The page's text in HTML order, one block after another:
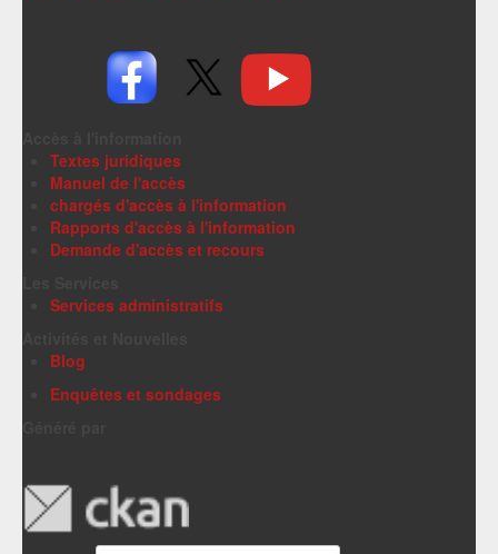
Textes juridiques
Manuel de l'accès
chargés d'accès à l'information
Rapports d'accès à l'information
Demande d'accès et recours
Services administratifs
Blog
Enquêtes et sondages